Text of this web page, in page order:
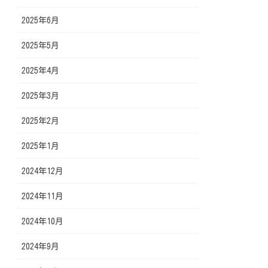
2025年6月
2025年5月
2025年4月
2025年3月
2025年2月
2025年1月
2024年12月
2024年11月
2024年10月
2024年9月